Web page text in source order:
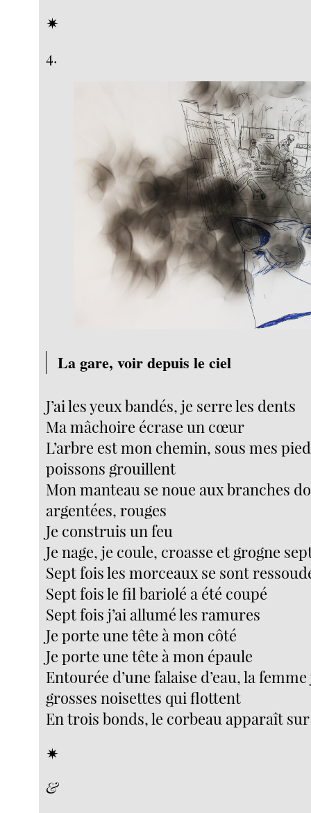
✴︎
4.
La gare, voir depuis le ciel
J’ai les yeux bandés, je serre les dents
Ma mâchoire écrase un cœur
L’arbre est mon chemin, sous mes
poissons grouillent
Mon manteau se noue aux branches
argentées, rouges
Je construis un feu
Je nage, je coule, croasse et grogne
Sept fois les morceaux se sont
Sept fois le fil bariolé a été coupé
Sept fois j’ai allumé les ramures
Je porte une tête à mon côté
Je porte une tête à mon épaule
Entourée d’une falaise d’eau, la
grosses noisettes qui flottent
En trois bonds, le corbeau apparaît
✴︎
&